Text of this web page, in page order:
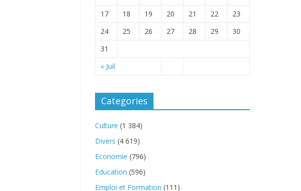
« Juil
17
18 19 20 21 22
23
24
25 26 27 28 29
30
31
Categories
Culture (1 384)
Divers (4 619)
Economie (796)
Education (596)
Emploi et Formation (111)